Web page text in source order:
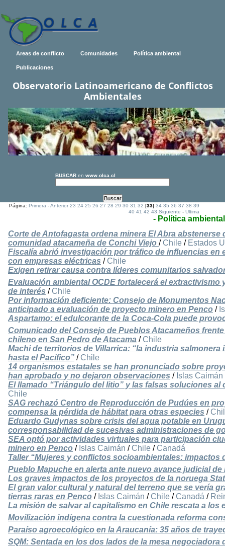
Areas de conflicto Comunidades Política ambiental
Publicaciones
Observatorio Latinoamericano de Conflictos
Ambientales
BUSCAR en www.olca.cl
Página:Primera -Anterior 23 24 25 26 27 28 29 30 31 32 [33]34 35 36 37 38 39
40 41 42 43 Siguiente -Ultima
- Política ambiental
Corte de Antofagasta ordena minera El Abra abstenerse
comunidad atacameña de Conchi Viejo / Chile / Estados
Fiscalía abrió investigación por tráfico de influencias en
con empresas eléctricas / Chile
Exigen retirar causa contra líderes comunitarios
Evaluación ambiental OCDE fortalecerá el
de interés / Chile
Por información deficiente: Consejo de Monumentos
anticipado a evaluación de proyecto minero en Penco /
Aspartamo: el edulcorante de la Coca-Cola puede
Comunicado del Consejo de Pueblos Atacameños
chileno en San Pedro de Atacama / Chile
Machi de territorios de Villarrica: “la industria
hasta el Pacífico” / Chile
14 organismos estatales se han pronunciado sobre
han aprobado y no dejaron observaciones / Islas Caimán
El llamado “Triángulo del litio” y las falsas soluciones
Chile
SAG rechazó Centro de Reproducción de Pudúes en
compensa la pérdida de hábitat para otras especies /
Eduardo Gudynas sobre crisis del agua potable en
corresponsabilidad de sucesivas administraciones de
SEA optó por actividades virtuales para participación
minero en Penco / Islas Caimán / Chile / Canadá
Taller “Mujeres y conflictos socioambientales: impactos
Pueblo Mapuche en alerta ante nuevo avance judicial
Los graves impactos de los proyectos de la noruega
El gran valor cultural y natural del terreno que se vería
tierras raras en Penco / Islas Caimán / Chile / Canadá /
La misión de salvar al capitalismo en Chile rescata a los
Movilización indígena contra la cuestionada reforma
Paraíso agroecológico en la Araucanía: 35 años de
SQM: Sentada en los dos lados de la mesa negociadora